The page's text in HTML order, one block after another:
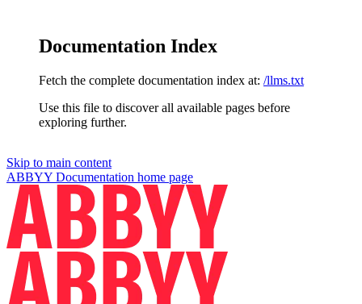
Documentation Index
Fetch the complete documentation index at: /llms.txt
Use this file to discover all available pages before
exploring further.
Skip to main content
ABBYY Documentation home page